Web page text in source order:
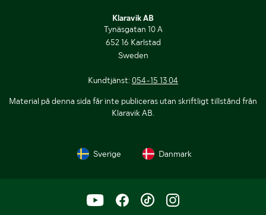
Klaravik AB
Tynäsgatan 10 A
652 16 Karlstad
Sweden
Kundtjänst: 054-15 13 04
Material på denna sida får inte publiceras utan skriftligt tillstånd från
Klaravik AB.
Sverige Danmark